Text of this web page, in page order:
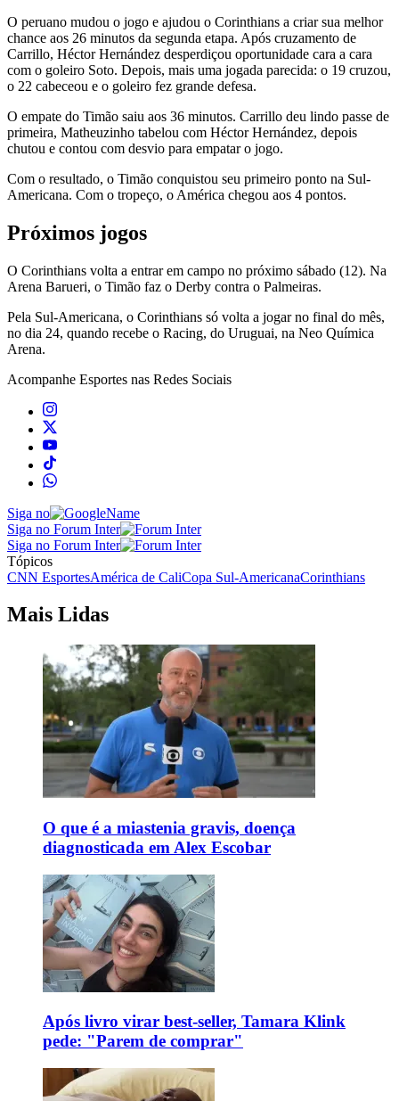
O peruano mudou o jogo e ajudou o Corinthians a criar sua melhor
chance aos 26 minutos da segunda etapa. Após cruzamento de
Carrillo, Héctor Hernández desperdiçou oportunidade cara a cara
com o goleiro Soto. Depois, mais uma jogada parecida: o 19 cruzou,
o 22 cabeceou e o goleiro fez grande defesa.
O empate do Timão saiu aos 36 minutos. Carrillo deu lindo passe de
primeira, Matheuzinho tabelou com Héctor Hernández, depois
chutou e contou com desvio para empatar o jogo.
Com o resultado, o Timão conquistou seu primeiro ponto na Sul-
Americana. Com o tropeço, o América chegou aos 4 pontos.
Próximos jogos
O Corinthians volta a entrar em campo no próximo sábado (12). Na
Arena Barueri, o Timão faz o Derby contra o Palmeiras.
Pela Sul-Americana, o Corinthians só volta a jogar no final do mês,
no dia 24, quando recebe o Racing, do Uruguai, na Neo Química
Arena.
Acompanhe Esportes nas Redes Sociais
Siga no
Siga no Forum Inter
Siga no Forum Inter
Tópicos
CNN EsportesAmérica de CaliCopa Sul-AmericanaCorinthians
Mais Lidas
O que é a miastenia gravis, doença
diagnosticada em Alex Escobar
Após livro virar best-seller, Tamara Klink
pede: "Parem de comprar"